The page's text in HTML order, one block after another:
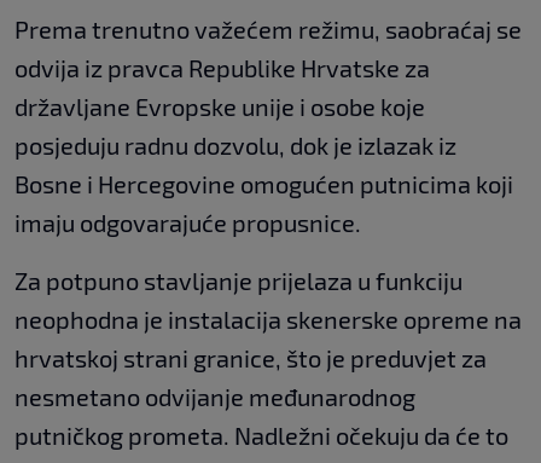
Prema trenutno važećem režimu, saobraćaj se
odvija iz pravca Republike Hrvatske za
državljane Evropske unije i osobe koje
posjeduju radnu dozvolu, dok je izlazak iz
Bosne i Hercegovine omogućen putnicima koji
imaju odgovarajuće propusnice.
Za potpuno stavljanje prijelaza u funkciju
neophodna je instalacija skenerske opreme na
hrvatskoj strani granice, što je preduvjet za
nesmetano odvijanje međunarodnog
putničkog prometa. Nadležni očekuju da će to